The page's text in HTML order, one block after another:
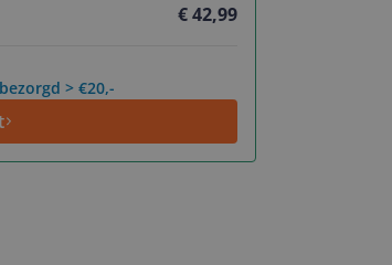
€ 42,99
> €20,-